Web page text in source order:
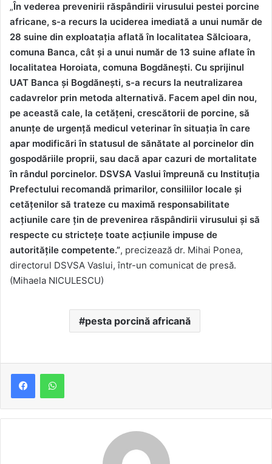
„În vederea prevenirii răspândirii virusului pestei porcine
africane, s-a recurs la uciderea imediată a unui număr de
28 suine din exploatația aflată în localitatea Sălcioara,
comuna Banca, cât și a unui număr de 13 suine aflate în
localitatea Horoiata, comuna Bogdănești. Cu sprijinul
UAT Banca și Bogdănești, s-a recurs la neutralizarea
cadavrelor prin metoda alternativă. Facem apel din nou,
pe această cale, la cetățeni, crescătorii de porcine, să
anunțe de urgență medicul veterinar în situația în care
apar modificări în statusul de sănătate al porcinelor din
gospodăriile proprii, sau dacă apar cazuri de mortalitate
în rândul porcinelor. DSVSA Vaslui împreună cu Instituția
Prefectului recomandă primarilor, consiliilor locale și
cetățenilor să trateze cu maximă responsabilitate
acțiunile care țin de prevenirea răspândirii virusului și să
respecte cu strictețe toate acțiunile impuse de
autoritățile competente.”, precizează dr. Mihai Ponea,
directorul DSVSA Vaslui, într-un comunicat de presă.
(Mihaela NICULESCU)
pesta porcină africană